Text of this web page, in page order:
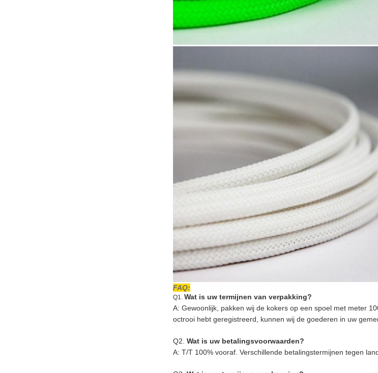
FAQ:
Q1. Wat is uw termijnen van verpakking?
A: Gewoonlijk, pakken wij de kokers op een spoel met meter
octrooi hebt geregistreerd, kunnen wij de goederen in uw
Q2. Wat is uw betalingsvoorwaarden?
A: T/T 100% vooraf. Verschillende betalingstermijnen tegen